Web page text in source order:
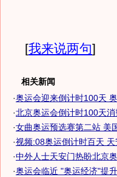
[我来说两句]
相关新闻
·奥运会迎来倒计时100天
·北京奥运会倒计时100天消
·女曲奥运预选赛第二站 美
·视频:08奥运倒计时百天
·中外人士天安门热盼北京
·奥运会临近 "奥运经济"提